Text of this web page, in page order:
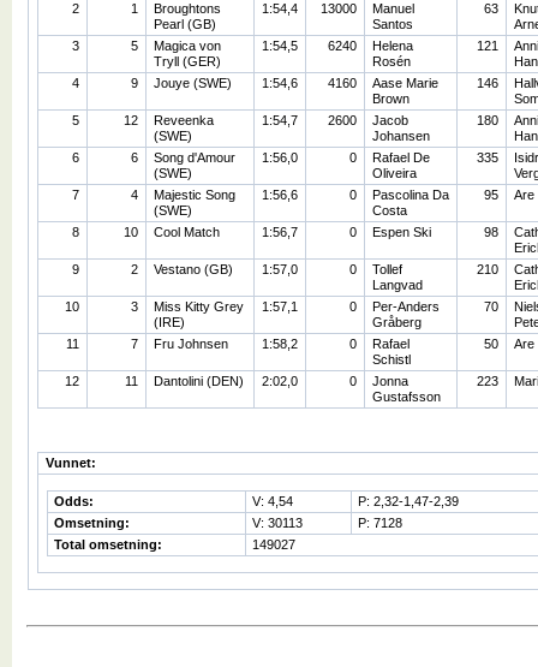
2 1
Broughtons
Pearl (GB)
1:54,4 13000
Manuel
Santos
63
3
5
Magica von
Tryll (GER)
1:54,5 6240
Helena
Rosén
121
4
9 Jouye (SWE) 1:54,6 4160
Aase Marie
Brown
146
5
12
Reveenka
(SWE)
1:54,7 2600
Jacob
Johansen
180
6
6
Song d'Amour
(SWE)
1:56,0 0
Rafael De
Oliveira
335
7
4
Majestic Song
(SWE)
1:56,6 0
Pascolina Da
Costa
95 Are
8 10 Cool Match 1:56,7 0 Espen Ski 98
9
2 Vestano (GB) 1:57,0 0
Tollef
Langvad
210
10
3
Miss Kitty Grey
(IRE)
1:57,1 0
Per-Anders
Gråberg
70
11
7 Fru Johnsen 1:58,2 0
Rafael
Schistl
50 Are
12 11 Dantolini (DEN) 2:02,0 0
Jonna
Gustafsson
223
Vunnet:
Odds: V: 4,54
P: 2,32-1,47-2,39
Omsetning:
V: 30113
P: 7128
Total omsetning:
149027